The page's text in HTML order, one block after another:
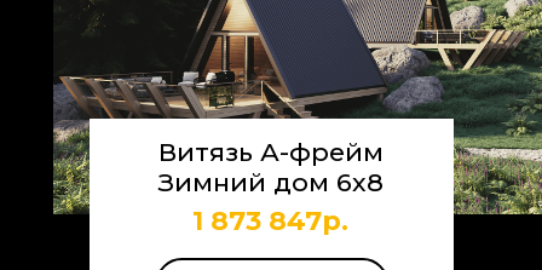
1 873 847р.
Витязь А-фрейм
Зимний дом 6х8